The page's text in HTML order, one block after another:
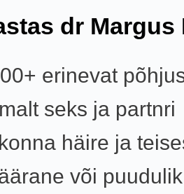
dr Margus
erinevat
seks ja partnri
häire ja
või